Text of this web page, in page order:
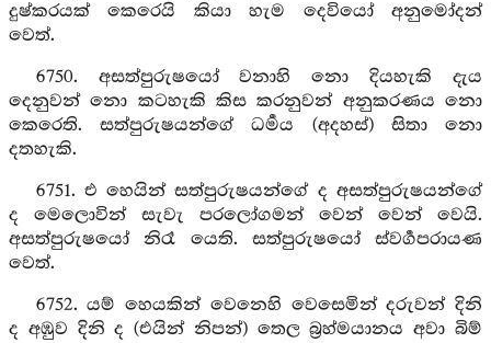
දුෂ්කරයක් කෙරෙයි කියා හැම දෙවියෝ අනුමෝදන්
වෙත්.
6750. අසත්පුරුෂයෝ වනාහි නො දියහැකි දැය
දෙනුවන් නො කටහැකි කිස කරනුවන් අනුකරණය නො
කෙරෙති. සත්පුරුෂයන්ගේ ධර්‍මය (අදහස්) සිතා නො
දතහැකි.
6751. එ හෙයින් සත්පුරුෂයන්ගේ ද අසත්පුරුෂයන්ගේ
ද මෙලොවින් සැවැ පරලෝගමන් වෙන් වෙන් වෙයි.
අසත්පුරුෂයෝ නිරෑ යෙති. සත්පුරුෂයෝ ස්වර්‍ගපරායණ
වෙත්.
6752. යම් හෙයකින් වෙනෙහි වෙසෙමින් දරුවන් දිනි
ද අඹුව දිනි ද (එයින් නිපන්) තෙල බ්‍රහ්මයානය අවා බිම්